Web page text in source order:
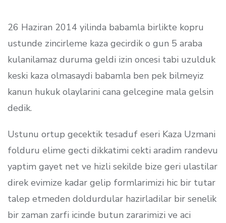
26 Haziran 2014 yilinda babamla birlikte kopru
ustunde zincirleme kaza gecirdik o gun 5 araba
kulanilamaz duruma geldi izin oncesi tabi uzulduk
keski kaza olmasaydi babamla ben pek bilmeyiz
kanun hukuk olaylarini cana gelcegine mala gelsin
dedik.
Ustunu ortup gecektik tesaduf eseri Kaza Uzmani
folduru elime gecti dikkatimi cekti aradim randevu
yaptim gayet net ve hizli sekilde bize geri ulastilar
direk evimize kadar gelip formlarimizi hic bir tutar
talep etmeden doldurdular hazirladilar bir senelik
bir zaman zarfi icinde butun zararimizi ve aci